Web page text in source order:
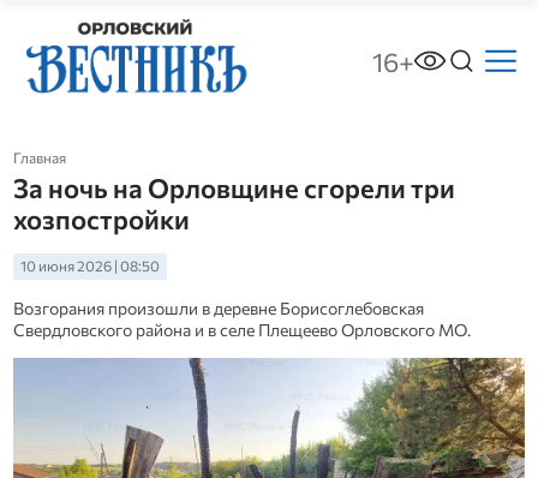
16+
Главная
За ночь на Орловщине сгорели три
хозпостройки
10 июня 2026 | 08:50
Возгорания произошли в деревне Борисоглебовская
Свердловского района и в селе Плещеево Орловского МО.